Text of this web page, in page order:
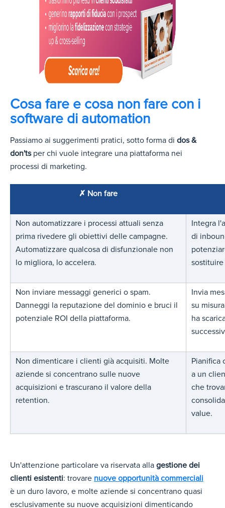
Cosa fare e cosa non fare con i
software di automation
Passiamo ai suggerimenti pratici, sotto forma di dos &
don'tsper chi vuole integrare una piattaforma nei
processi di marketing.
✗ Non fare
Non automatizzare i processi attuali senza
prima rivedere gli obiettivi delle campagne.
Automatizzare qualcosa di disfunzionale non
lo migliora, lo accelera.
Integra
di
Non inviare messaggi generici o spam.
Danneggi la reputazione del dominio e bruci il
potenziale ROI della piattaforma.
Invia
su
ha
Non dimenticare i clienti già acquisiti. Molte
aziende si concentrano sulle nuove
acquisizioni e trascurano il valore della
retention.
Pianifica
a un
che
value.
Un'attenzione particolare va riservata alla gestione dei
clienti esistenti: trovare nuove opportunità commerciali
è un duro lavoro, e molte aziende si concentrano quasi
esclusivamente su nuove acquisizioni dimenticando